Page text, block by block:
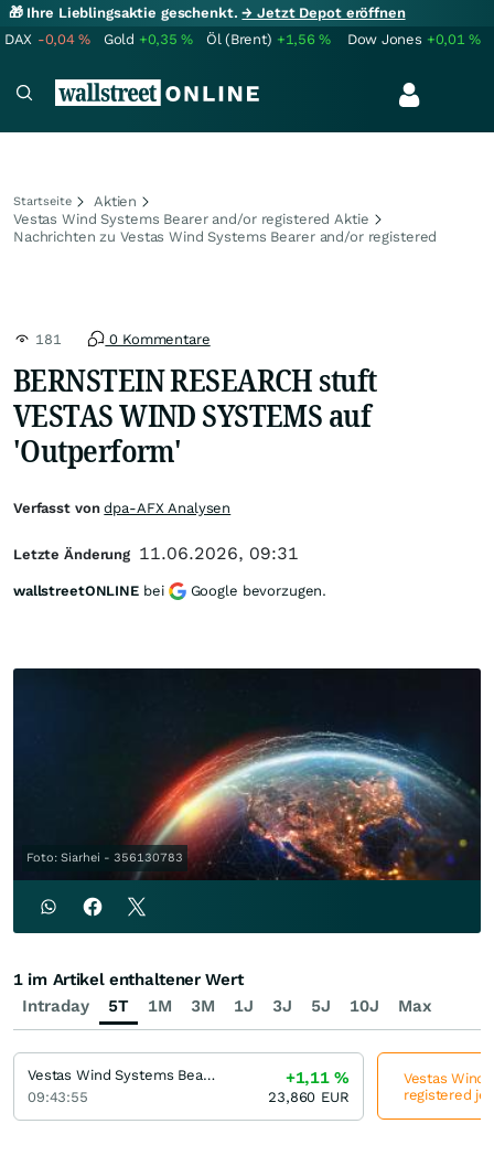
🎁 Ihre Lieblingsaktie geschenkt.→ Jetzt Depot eröffnen
DAX -0,04% Gold +0,35% Öl (Brent) +1,56% Dow Jones +0,01%
Startseite
Aktien
Vestas Wind Systems Bearer and/or registered Aktie
Nachrichten zu Vestas Wind Systems Bearer and/or registered
181 0 Kommentare
BERNSTEIN RESEARCH stuft
VESTAS WIND SYSTEMS auf
'Outperform'
Foto: Siarhei - 356130783
Verfasst vondpa-AFX Analysen
Letzte Änderung 11.06.2026, 09:31
wallstreetONLINE bei Google bevorzugen.
Intraday 5T 1M 3M 1J 3J 5J 10J Max
1 im Artikel enthaltener Wert
Vestas Wind Systems Bearer and/or registered
09:43:55
+1,11%
23,860 EUR
Vestas Wind
registered